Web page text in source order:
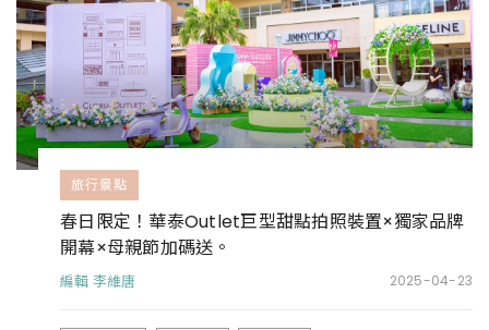
旅行景點
春日限定！華泰Outlet巨型甜點拍照裝置×獨家品牌
開幕×母親節加碼送。
編輯 李維唐 2025-04-23